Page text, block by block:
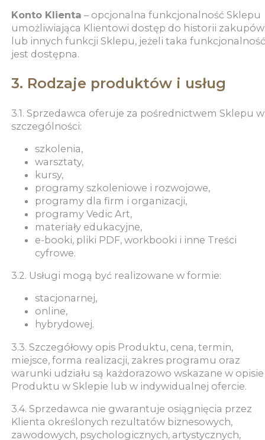
Konto Klienta – opcjonalna funkcjonalność Sklepu
umożliwiająca Klientowi dostęp do historii zakupów
lub innych funkcji Sklepu, jeżeli taka funkcjonalność
jest dostępna.
3. Rodzaje produktów i usług
3.1. Sprzedawca oferuje za pośrednictwem Sklepu w
szczególności:
szkolenia,
warsztaty,
kursy,
programy szkoleniowe i rozwojowe,
programy dla firm i organizacji,
programy Vedic Art,
materiały edukacyjne,
e-booki, pliki PDF, workbooki i inne Treści
cyfrowe.
3.2. Usługi mogą być realizowane w formie:
stacjonarnej,
online,
hybrydowej.
3.3. Szczegółowy opis Produktu, cena, termin,
miejsce, forma realizacji, zakres programu oraz
warunki udziału są każdorazowo wskazane w opisie
Produktu w Sklepie lub w indywidualnej ofercie.
3.4. Sprzedawca nie gwarantuje osiągnięcia przez
Klienta określonych rezultatów biznesowych,
zawodowych, psychologicznych, artystycznych,